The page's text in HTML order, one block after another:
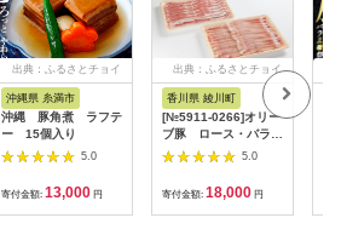
出典：ふるさとチョイ
ス
沖縄県 糸満市
沖縄 豚角煮 ラフテ
ー 15個入り
5.0
寄付金額: 13,000 円
出典：ふるさとチョイ
香川県 綾川町
[№5911-0266]オリー
ブ豚 ロース・バラし
ゃぶしゃぶセット
5.0
寄付金額: 18,000 円